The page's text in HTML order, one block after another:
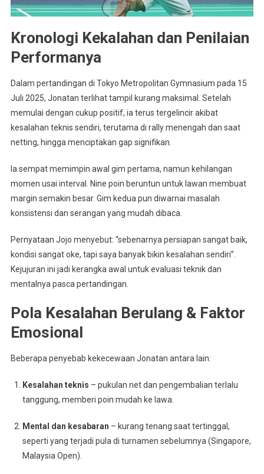
Kronologi Kekalahan dan Penilaian
Performanya
Dalam pertandingan di Tokyo Metropolitan Gymnasium pada 15
Juli 2025, Jonatan terlihat tampil kurang maksimal. Setelah
memulai dengan cukup positif, ia terus tergelincir akibat
kesalahan teknis sendiri, terutama di rally menengah dan saat
netting, hingga menciptakan gap signifikan.
Ia sempat memimpin awal gim pertama, namun kehilangan
momen usai interval. Nine poin beruntun untuk lawan membuat
margin semakin besar. Gim kedua pun diwarnai masalah
konsistensi dan serangan yang mudah dibaca.
Pernyataan Jojo menyebut: “sebenarnya persiapan sangat baik,
kondisi sangat oke, tapi saya banyak bikin kesalahan sendiri”.
Kejujuran ini jadi kerangka awal untuk evaluasi teknik dan
mentalnya pasca pertandingan.
Pola Kesalahan Berulang & Faktor
Emosional
Beberapa penyebab kekecewaan Jonatan antara lain:
Kesalahan teknis – pukulan net dan pengembalian terlalu
tanggung, memberi poin mudah ke lawa.
Mental dan kesabaran – kurang tenang saat tertinggal,
seperti yang terjadi pula di turnamen sebelumnya (Singapore,
Malaysia Open).